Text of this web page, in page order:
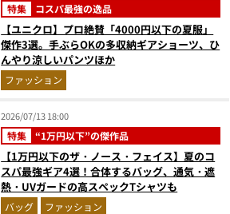
特集 コスパ最強の逸品
【ユニクロ】プロ絶賛「4000円以下の夏服」
傑作3選。手ぶらOKの多収納ギアショーツ、ひ
んやり涼しいパンツほか
ファッション
2026/07/13 18:00
特集 “1万円以下”の傑作品
【1万円以下のザ・ノース・フェイス】夏のコ
スパ最強ギア4選！合体するバッグ、通気・遮
熱・UVガードの高スペックTシャツも
バッグ ファッション